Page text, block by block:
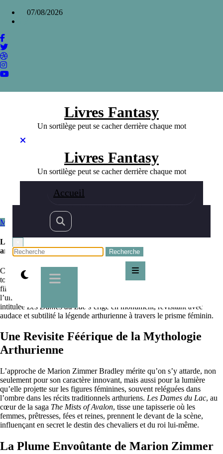
contenu
07/08/2026
Livres Fantasy
Un sortilège peut se cacher derrière chaque mot
Livres Fantasy
Un sortilège peut se cacher derrière chaque mot
Accueil
Les Dames du Lac, interprétation féminine
de la légende arthurienne par Marion
Zimmer Bradley
Meilleurs livres Fantasy
Les Dames du Lac, interprétation féminine de la légende
arthurienne par Marion Zimmer Bradley
Chers passionnés de mystères ancestraux et de récits épiques, il est un
tome dont les pages, imprégnées de magie et de sorcellerie, ont été
filées par une conteuse hors pair : Marion Zimmer Bradley. Dans
l’univers riche et foisonnant de la littérature de fantasy, l’œuvre
intitulée Les Dames du Lac s’érige en monument, revisitant avec
audace et subtilité la légende arthurienne à travers le prisme féminin.
Une Revisite Féérique de la Mythologie
Arthurienne
L’approche de Marion Zimmer Bradley mérite qu’on s’y attarde, non
seulement pour son caractère innovant, mais aussi pour la lumière
qu’elle projette sur les figures féminines, souvent reléguées dans
l’ombre dans les récits traditionnels arthuriens. Les Dames du Lac, au
cœur de la saga The Mists of Avalon, tisse une tapisserie où les
femmes, prêtresses, fées et reines, prennent le devant de la scène,
influençant en secret le destin des chevaliers et du roi lui-même.
La Plume Envoûtante de Marion Zimmer